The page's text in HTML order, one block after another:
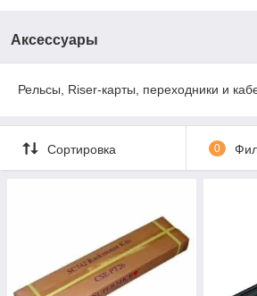
Аксессуары
Рельсы, Riser-карты, переходники и
Сортировка 0